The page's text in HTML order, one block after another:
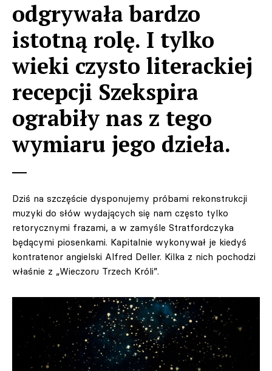
odgrywała bardzo
istotną rolę. I tylko
wieki czysto literackiej
recepcji Szekspira
ograbiły nas z tego
wymiaru jego dzieła.
Dziś na szczęście dysponujemy próbami rekonstrukcji
muzyki do słów wydających się nam często tylko
retorycznymi frazami, a w zamyśle Stratfordczyka
będącymi piosenkami. Kapitalnie wykonywał je kiedyś
kontratenor angielski Alfred Deller. Kilka z nich pochodzi
właśnie z „Wieczoru Trzech Króli”.